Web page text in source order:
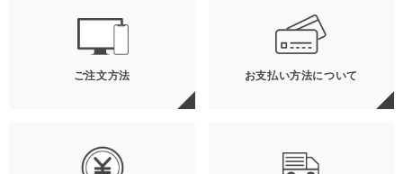
ご注文方法 お支払い方法について